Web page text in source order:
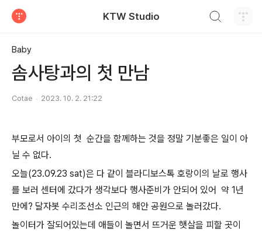
KTW Studio
Baby
솜사탕과의 첫 만남
Cotae 2023. 10. 2. 21:22
부모로서 아이의 첫 순간을 함께하는 것을 정말 기분좋은 일이 아
닐 수 없다.
오늘(23.09.23 sat)은 다 같이 블라디보스톡 호랑이의 날로 행사
를 보러 센터에 갔다가 생각보다 행사준비가 안되어 있어 약 1년
만에? 달자봇 수리조선소 인근의 해안 공원으로 놀러갔다.
놀이터가 잘되어있는데 애들이 놀면서 뜨거운 햇살을 피할 곳이